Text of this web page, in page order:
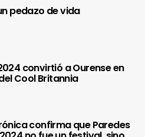
pedazo de vida
convirtió a Ourense en
Cool Britannia
confirma que Paredes